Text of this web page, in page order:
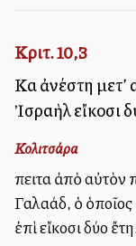
Κριτ. 10,3
Καὶ ἀνέστη μετ’
Ἰσραὴλ εἴκοσι
Κολιτσάρα
Ἔπειτα ἀπὸ
Γαλαάδ, ὁ
ἐπὶ εἴκοσι δύο